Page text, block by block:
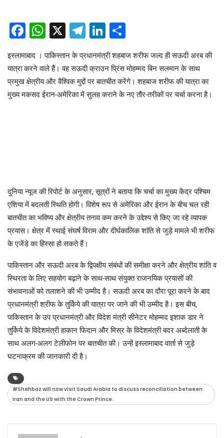
Facebook
WhatsApp
X Telegram
LinkedIn
इस्लामाबाद । पाकिस्तान के प्रधानमंत्री शहबाज शरीफ जल्द ही सऊदी अरब की
यात्रा करने वाले हैं। वह सऊदी क्राउन प्रिंस मोहम्मद बिन सलमान के साथ
प्रमुख क्षेत्रीय और वैश्विक मुद्दों पर बातचीत करेंगे। शहबाज शरीफ की यात्रा का
मुख्य मकसद ईरान-अमेरिका में सुलह कराने के नए तौर-तरीकों पर चर्चा करना है।
दुनिया न्यूज की रिपोर्ट के अनुसार, सूत्रों ने बताया कि चर्चा का मुख्य केंद्र पश्चिम
एशिया में बदलती स्थिति होगी। विशेष रूप से अमेरिका और ईरान के बीच चल रही
बातचीत का भविष्य और क्षेत्रीय तनाव कम करने के उद्देश्य से किए जा रहे व्यापक
प्रयास। क्षेत्र में स्थाई संघर्ष विराम और दीर्घकालिक शांति से जुड़े मामले भी शरीफ
के एजेंडे का हिस्सा हो सकते हैं।
पाकिस्तान और सऊदी अरब के द्विपक्षीय संबंधों की समीक्षा करने और क्षेत्रीय शांति व
स्थिरता के लिए सहयोग बढ़ाने के साथ-साथ संयुक्त राजनयिक प्रयासों की
संभावनाओं को तलाशने की भी उम्मीद है। सऊदी अरब का दौरा पूरा करने के बाद
प्रधानमंत्री शरीफ के तुर्किये की यात्रा पर जाने की भी उम्मीद है। इस बीच,
पाकिस्तान के उप प्रधानमंत्री और विदेश मंत्री सीनेटर मोहम्मद इशाक डार ने
तुर्किये के विदेशमंत्री हाकान फिदान और मिस्र के विदेशमंत्री बदर अब्देलाती के
साथ अलग-अलग टेलीफोन पर बातचीत की। उन्हें इस्लामाबाद वार्ता से जुड़े
घटनाक्रम की जानकारी दी है।
#Shehbaz will now visit Saudi Arabia to discuss reconciliation between
Iran and the US with the Crown Prince.